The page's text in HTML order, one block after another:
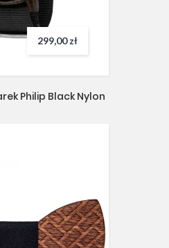
299,00 zł
Philip Black Nylon